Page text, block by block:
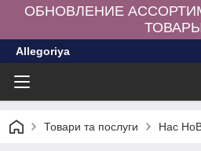
ОБНОВЛЕНИЕ
Allegoriya
Товари та послуги Нас